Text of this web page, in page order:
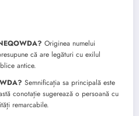
Originea numelui
că are legături cu exilul
antice.
Semnificația sa principală este
conotație sugerează o persoană cu
remarcabile.